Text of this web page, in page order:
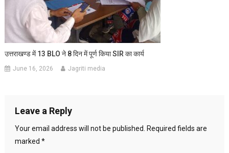
उत्तराखण्ड में 13 BLO ने 8 दिन में पूर्ण किया SIR का कार्य
June 16, 2026 Jagriti media
Leave a Reply
Your email address will not be published. Required fields are
marked *